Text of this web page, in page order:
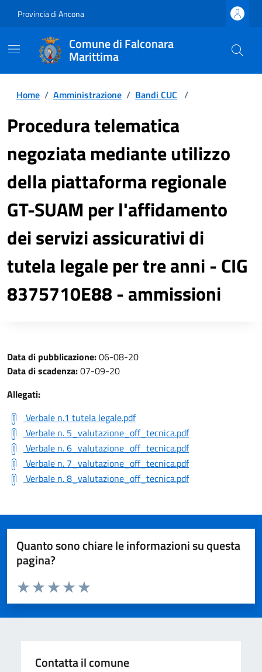
Provincia di Ancona
Comune di Falconara
Marittima
Home / Amministrazione / Bandi CUC /
Procedura telematica
negoziata mediante utilizzo
della piattaforma regionale
GT-SUAM per l'affidamento
dei servizi assicurativi di
tutela legale per tre anni - CIG
8375710E88 - ammissioni
Data di pubblicazione:06-08-20
Data di scadenza:07-09-20
Allegati:
Verbale n.1 tutela legale.pdf
Verbale n. 5_valutazione_off_tecnica.pdf
Verbale n. 6_valutazione_off_tecnica.pdf
Verbale n. 7_valutazione_off_tecnica.pdf
Verbale n. 8_valutazione_off_tecnica.pdf
Quanto sono chiare le informazioni su questa
pagina?
Valuta da 1 a 5 stelle la pagina
Valuta 5 stelle su 5
Valuta 4 stelle su 5
Valuta 3 stelle su 5
Valuta 2 stelle su 5
Valuta 1 stelle su 5
Contatta il comune